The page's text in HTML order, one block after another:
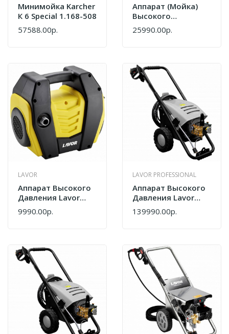
Минимойка Karcher
К 6 Special 1.168-508
57588.00р.
Аппарат (мойка)
Высокого
Давления
Электрический
25990.00р.
LAVOR
Аппарат Высокого
Давления Lavor
HERO 105 AC
8.111.0001C
9990.00р.
LAVOR PROFESSIONAL
Аппарат Высокого
Давления Lavor
Professional ARAL-R
2015 LP
139990.00р.